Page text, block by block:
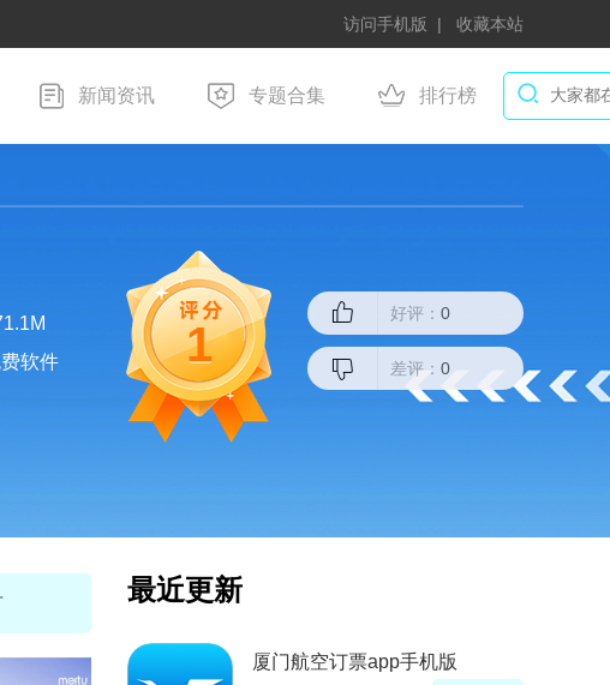
访问手机版 收藏本站
新闻资讯 专题合集 排行榜
软件 1
好评： 0
差评： 0
最近更新
一起学网校学生版(一起学网校学生端下载安装) 厦门航空订票app手机版